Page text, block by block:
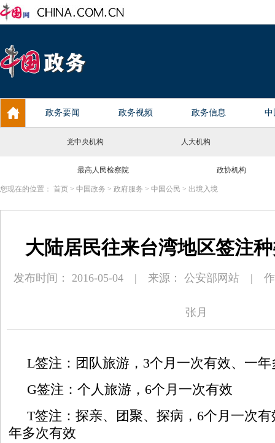
党中央机构 人大机构
最高人民检察院 政协机构
您现在的位置： 首页 > 中国政务 > 政府服务 > 中国公民 > 出境入境
大陆居民往来台湾地区签注
发布时间： 2016-05-04 | 来源： 公安部网站 |
张月
L签注：团队旅游，3个月一次有效、一
G签注：个人旅游，6个月一次有效
T签注：探亲、团聚、探病，6个月一次有
年多次有效